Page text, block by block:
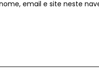
email e site neste